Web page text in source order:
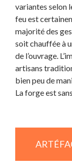
variantes selon
feu est
majorité des
soit chauffée à
de l’ouvrage.
artisans
bien peu de
La forge est